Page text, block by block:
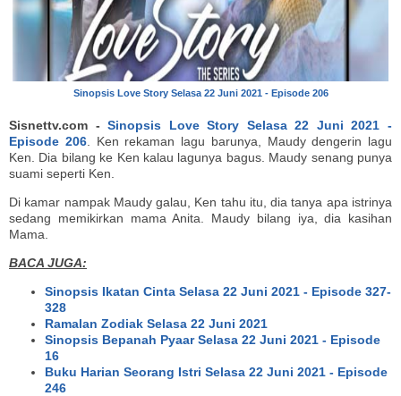
Sinopsis Love Story Selasa 22 Juni 2021 - Episode 206
Sisnettv.com -Sinopsis Love Story Selasa 22 Juni 2021 -
Episode 206. Ken rekaman lagu barunya, Maudy dengerin lagu
Ken. Dia bilang ke Ken kalau lagunya bagus. Maudy senang punya
suami seperti Ken.
Di kamar nampak Maudy galau, Ken tahu itu, dia tanya apa istrinya
sedang memikirkan mama Anita. Maudy bilang iya, dia kasihan
Mama.
BACA JUGA:
Sinopsis Ikatan Cinta Selasa 22 Juni 2021 - Episode 327-
328
Ramalan Zodiak Selasa 22 Juni 2021
Sinopsis Bepanah Pyaar Selasa 22 Juni 2021 - Episode
16
Buku Harian Seorang Istri Selasa 22 Juni 2021 - Episode
246